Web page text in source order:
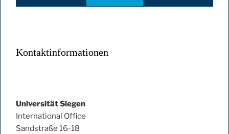
Kontaktinformationen
Universität Siegen
International Office
Sandstraße 16-18